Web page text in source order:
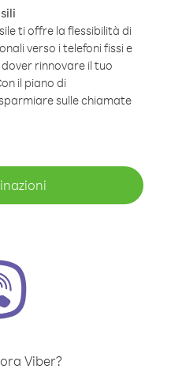
ti offre la flessibilità di
verso i telefoni fissi e
rinnovare il tuo
il piano di
sulle chiamate
Viber?